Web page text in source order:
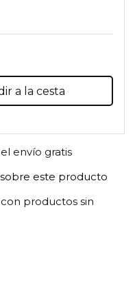
a la cesta
envío gratis
este producto
productos sin